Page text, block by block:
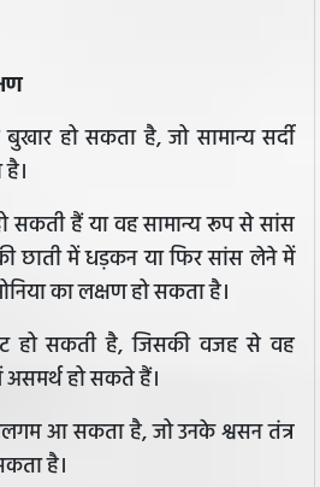
हो सकता है, जो सामान्य सर्दी
सकती हैं या वह सामान्य रूप से सांस
छाती में धड़कन या फिर सांस लेने में
का लक्षण हो सकता है।
हो सकती है, जिसकी वजह से वह
हो सकते हैं।
आ सकता है, जो उनके श्वसन तंत्र
है।